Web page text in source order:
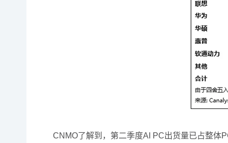
CNMO了解到，第二季度AI PC出货量已占整体